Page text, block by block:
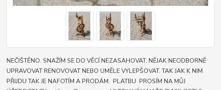
NEČIŠTĚNO. SNAŽÍM SE DO VĚCÍ NEZASAHOVAT, NĚJAK NEODBORNĚ
UPRAVOVAT RENOVOVAT NEBO UMĚLE VYLEPŠOVAT. TAK JAK K NIM
PŘIJDU TAK JE NAFOTÍM A PRODÁM. PLATBU PROSÍM NA MŮJ